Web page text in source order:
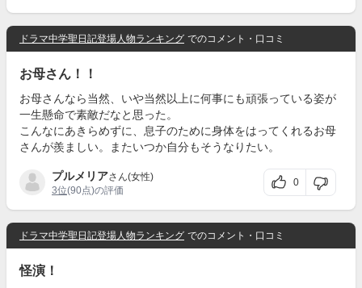
ドラマ中学聖日記登場人物ランキング でのコメント・口コミ
お母さん！！
お母さんなら当然、いや当然以上に何事にも頑張っている姿が
一生懸命で素敵だなと思った。
こんなにあきらめずに、息子のために身体をはってくれるお母
さんが羨ましい。またいつか自分もそうなりたい。
プルメリアさん(女性)
3位(90点)の評価
0
ドラマ中学聖日記登場人物ランキング でのコメント・口コミ
怪演！